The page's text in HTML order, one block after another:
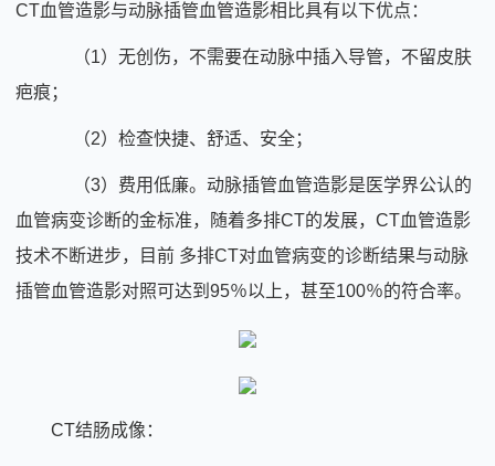
CT血管造影与动脉插管血管造影相比具有以下优点：
（1）无创伤，不需要在动脉中插入导管，不留皮肤
疤痕；
（2）检查快捷、舒适、安全；
（3）费用低廉。动脉插管血管造影是医学界公认的
血管病变诊断的金标准，随着多排CT的发展，CT血管造影
技术不断进步，目前 多排CT对血管病变的诊断结果与动脉
插管血管造影对照可达到95％以上，甚至100％的符合率。
CT结肠成像：